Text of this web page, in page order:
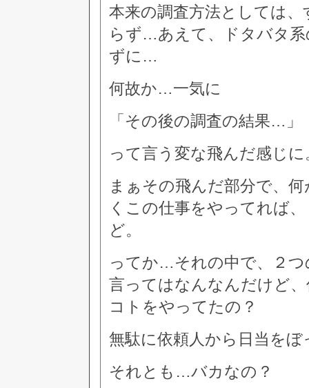
本来の調査方法としては
らず…あえて、ドタバタ
ずに…
何故か…一気に
「その後の調査の結果…」
って言う変な飛んだ感じに
まぁその飛んだ部分で、
くこの仕事をやってれば
ど。
ってか…それの中で、２
言ってはなんなんだけど
コトをやってたの？
無駄に依頼人から日当をぼ
それとも…バカなの？